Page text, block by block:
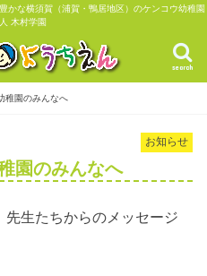
な横須賀（浦賀・鴨居地区）のケンコウ幼稚園
木村学園
search
園のみんなへ
お知らせ
園のみんなへ
生たちからのメッセージ